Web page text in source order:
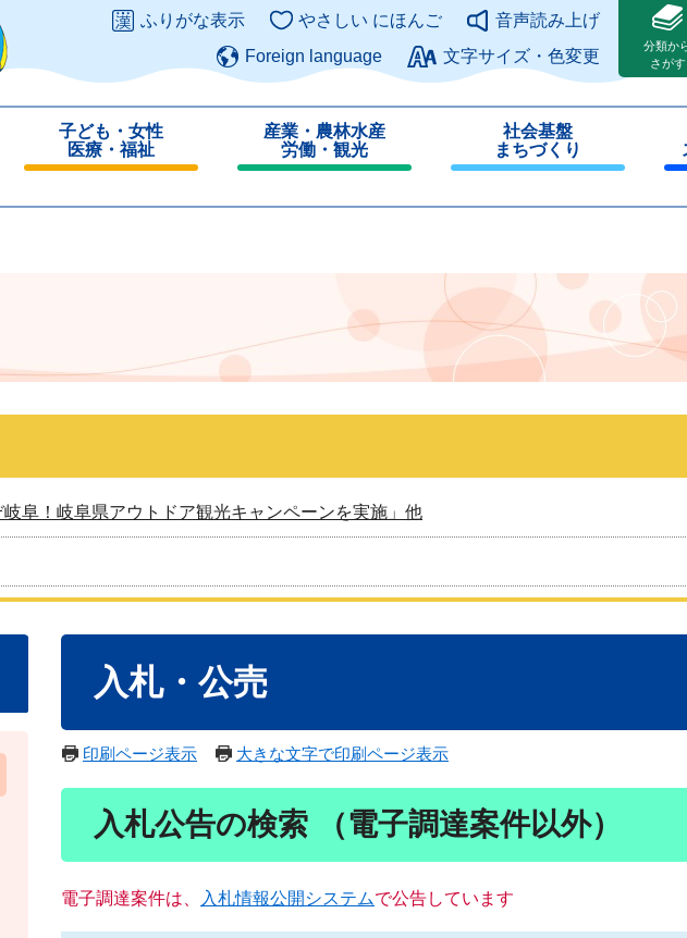
このページの本文へ
ふりがな表示 やさしい にほんご
音声読み上げ
Foreign language
文字サイズ・色変更
分類か
さがす
子ども・女性
医療・福祉
じ
産業・農林水産
労働・観光
じ
社会基盤
まちづくり
じ
じ
阜！岐阜県アウトドア観光キャンペーンを実施」他
入札・公売
印刷ページ表示 大きな文字で印刷ページ表示
入札公告の検索 （電子調達案件以外）
電子調達案件は、 入札情報公開システムで公告しています